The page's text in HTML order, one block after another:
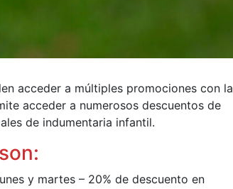
acceder a múltiples promociones con la
acceder a numerosos descuentos de
de indumentaria infantil.
y martes – 20% de descuento en